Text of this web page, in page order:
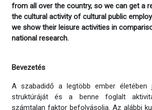
from all over the country, so we can get a
the cultural activity of cultural public
we show their leisure activities in
national research.
Bevezetés
A szabadidő a legtöbb ember életében
struktúráját és a benne foglalt
számtalan faktor befolyásolja. Az alábbi